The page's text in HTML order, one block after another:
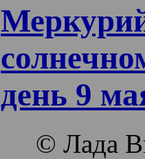
день 9
© Лада